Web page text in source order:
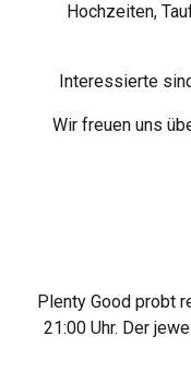
Hochzeiten,
Interessierte
Wir freuen uns
Plenty Good probt
21:00 Uhr. Der